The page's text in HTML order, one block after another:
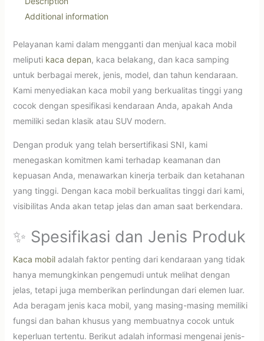
Additional information
Pelayanan kami dalam mengganti dan menjual kaca mobil
meliputi kaca depan, kaca belakang, dan kaca samping
untuk berbagai merek, jenis, model, dan tahun kendaraan.
Kami menyediakan kaca mobil yang berkualitas tinggi yang
cocok dengan spesifikasi kendaraan Anda, apakah Anda
memiliki sedan klasik atau SUV modern.
Dengan produk yang telah bersertifikasi SNI, kami
menegaskan komitmen kami terhadap keamanan dan
kepuasan Anda, menawarkan kinerja terbaik dan ketahanan
yang tinggi. Dengan kaca mobil berkualitas tinggi dari kami,
visibilitas Anda akan tetap jelas dan aman saat berkendara.
✨ Spesifikasi dan Jenis Produk
Kaca mobiladalah faktor penting dari kendaraan yang tidak
hanya memungkinkan pengemudi untuk melihat dengan
jelas, tetapi juga memberikan perlindungan dari elemen luar.
Ada beragam jenis kaca mobil, yang masing-masing memiliki
fungsi dan bahan khusus yang membuatnya cocok untuk
keperluan tertentu. Berikut adalah informasi mengenai jenis-